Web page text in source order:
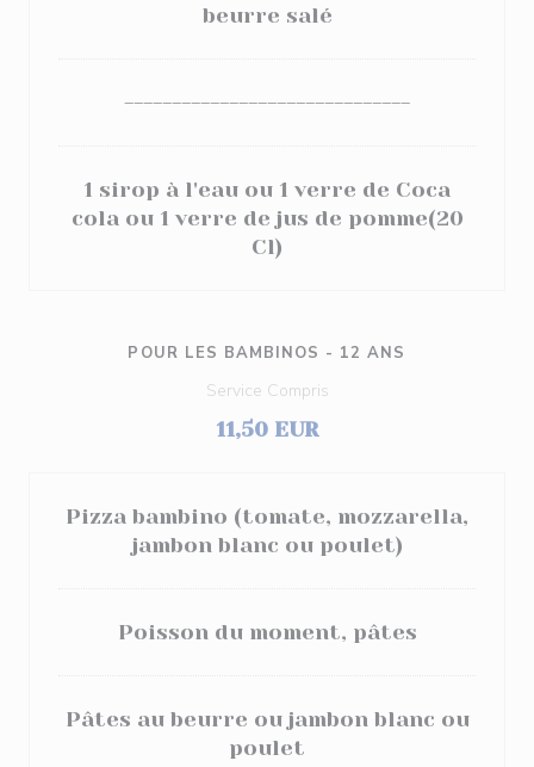
beurre salé
------------------------------
1 sirop à l'eau ou 1 verre de Coca
cola ou 1 verre de jus de pomme(20
Cl)
POUR LES BAMBINOS - 12 ANS
Service Compris
11,50 EUR
Pizza bambino (tomate, mozzarella,
jambon blanc ou poulet)
Poisson du moment, pâtes
Pâtes au beurre ou jambon blanc ou
poulet